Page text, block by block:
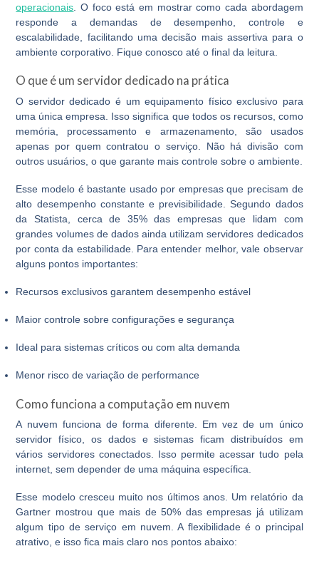
operacionais . O foco está em mostrar como cada abordagem
responde a demandas de desempenho, controle e
escalabilidade, facilitando uma decisão mais assertiva para o
ambiente corporativo. Fique conosco até o final da leitura.
O que é um servidor dedicado na prática
O servidor dedicado é um equipamento físico exclusivo para
uma única empresa. Isso significa que todos os recursos, como
memória, processamento e armazenamento, são usados
apenas por quem contratou o serviço. Não há divisão com
outros usuários, o que garante mais controle sobre o ambiente.
Esse modelo é bastante usado por empresas que precisam de
alto desempenho constante e previsibilidade. Segundo dados
da Statista, cerca de 35% das empresas que lidam com
grandes volumes de dados ainda utilizam servidores dedicados
por conta da estabilidade. Para entender melhor, vale observar
alguns pontos importantes:
Recursos exclusivos garantem desempenho estável
Maior controle sobre configurações e segurança
Ideal para sistemas críticos ou com alta demanda
Menor risco de variação de performance
Como funciona a computação em nuvem
A nuvem funciona de forma diferente. Em vez de um único
servidor físico, os dados e sistemas ficam distribuídos em
vários servidores conectados. Isso permite acessar tudo pela
internet, sem depender de uma máquina específica.
Esse modelo cresceu muito nos últimos anos. Um relatório da
Gartner mostrou que mais de 50% das empresas já utilizam
algum tipo de serviço em nuvem. A flexibilidade é o principal
atrativo, e isso fica mais claro nos pontos abaixo: